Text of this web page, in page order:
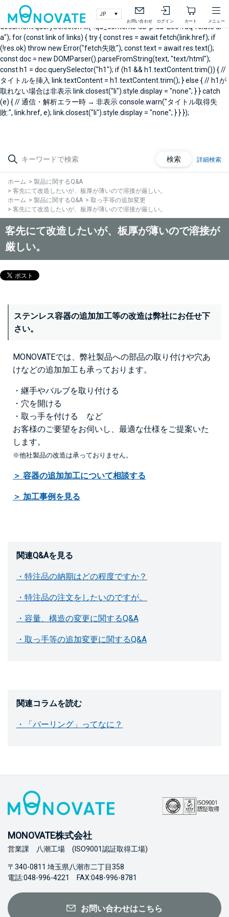
document.addEventListener("DOMContentLoaded", async () => { // 製
品Q&A右メニュー関連Q&A const links =
document.querySelectorAll(".qa_contents .sb-p .sb-25c .faq-relate ul
a"); for (const link of links) { try { const res = await fetch(link.href); if
(!res.ok) throw new Error("fetch失敗"); const text = await res.text();
const doc = new DOMParser().parseFromString(text, "text/html");
const h1 = doc.querySelector("h1"); if (h1 && h1.textContent.trim()) { //
タイトルを挿入 link.textContent = h1.textContent.trim(); } else { // h1が
取れない場合は非表示 link.closest("li").style.display = "none"; } } catch
(e) { // 通信・解析エラー時 → 非表示 console.warn("タイトル取得失
敗:", link.href, e); link.closest("li").style.display = "none"; } } });
お問い合わせ ログイン カート メニュー
検索 詳細検索
ホーム > 製品に関するQ&A
> 客先にて改造したいが、板厚が薄いので溶接が厳しい。
ホーム > 製品に関するQ&A > 取っ手等の追加変更
> 客先にて改造したいが、板厚が薄いので溶接が厳しい。
客先にて改造したいが、板厚が薄いので溶接が
厳しい。
ステンレス容器の追加加工等の改造は弊社にお任せ下
さい。
MONOVATEでは、弊社製品への部品の取り付けや穴あ
けなどの追加加工も承っております。
・継手やバルブを取り付ける
・穴を開ける
・取っ手を付ける など
お客様のご要望をお伺いし、最適な仕様をご提案いた
します。
※他社製品の改造は承っておりません。
＞ 容器の追加加工について相談する
＞ 加工事例を見る
関連Q&Aを見る
・特注品の納期はどの程度ですか？
・特注品の注文をしたいのですが。
・容量、構造の変更に関するQ&A
・取っ手等の追加変更に関するQ&A
関連コラムを読む
・「バーリング」ってなに？
MONOVATE株式会社
営業課 八潮工場 (ISO9001認証取得工場)
〒340-0811 埼玉県八潮市二丁目358
電話:048-996-4221 FAX:048-996-8781
お問い合わせはこちら